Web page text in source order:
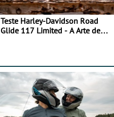
Teste Harley-Davidson Road
Glide 117 Limited - A Arte de